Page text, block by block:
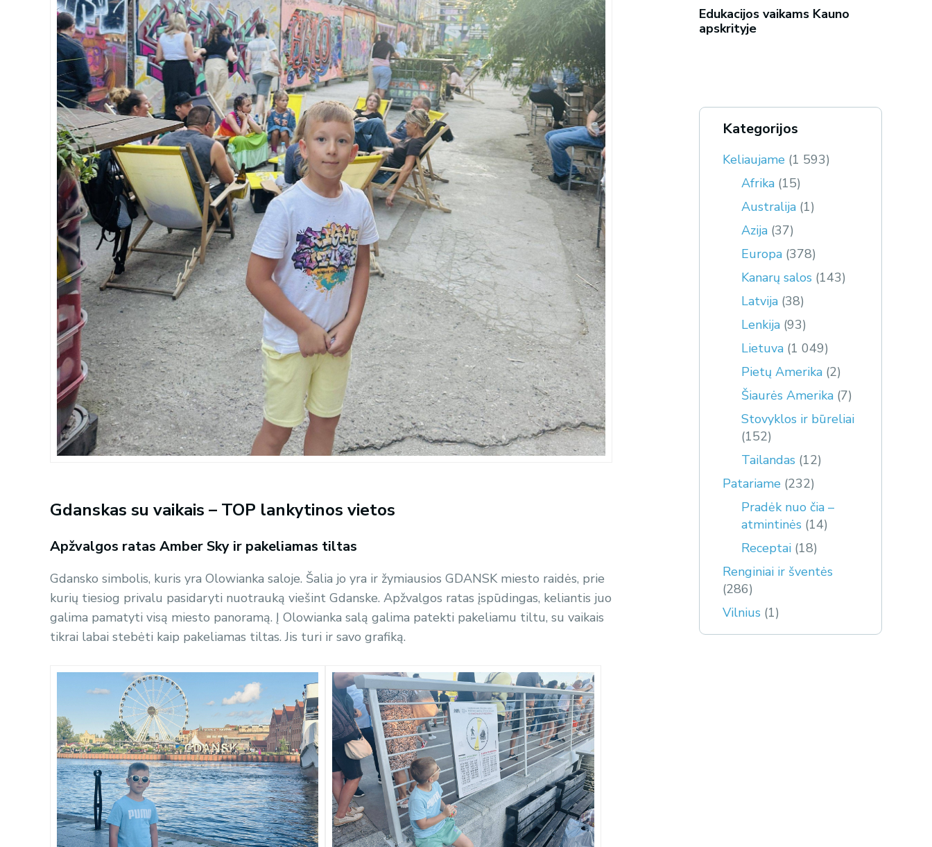
Gdanskas su vaikais – TOP lankytinos vietos
Apžvalgos ratas Amber Sky ir pakeliamas tiltas
Gdansko simbolis, kuris yra Olowianka saloje. Šalia jo yra ir žymiausios GDANSK miesto raidės, prie
kurių tiesiog privalu pasidaryti nuotrauką viešint Gdanske. Apžvalgos ratas įspūdingas, keliantis juo
galima pamatyti visą miesto panoramą. Į Olowianka salą galima patekti pakeliamu tiltu, su vaikais
tikrai labai stebėti kaip pakeliamas tiltas. Jis turi ir savo grafiką.
Edukacijos vaikams Kauno
apskrityje
Kategorijos
Keliaujame (1 593)
Afrika (15)
Australija (1)
Azija (37)
Europa (378)
Kanarų salos (143)
Latvija (38)
Lenkija (93)
Lietuva (1 049)
Pietų Amerika (2)
Šiaurės Amerika (7)
Stovyklos ir būreliai
(152)
Tailandas (12)
Patariame (232)
Pradėk nuo čia –
atmintinės (14)
Receptai (18)
Renginiai ir šventės
(286)
Vilnius (1)